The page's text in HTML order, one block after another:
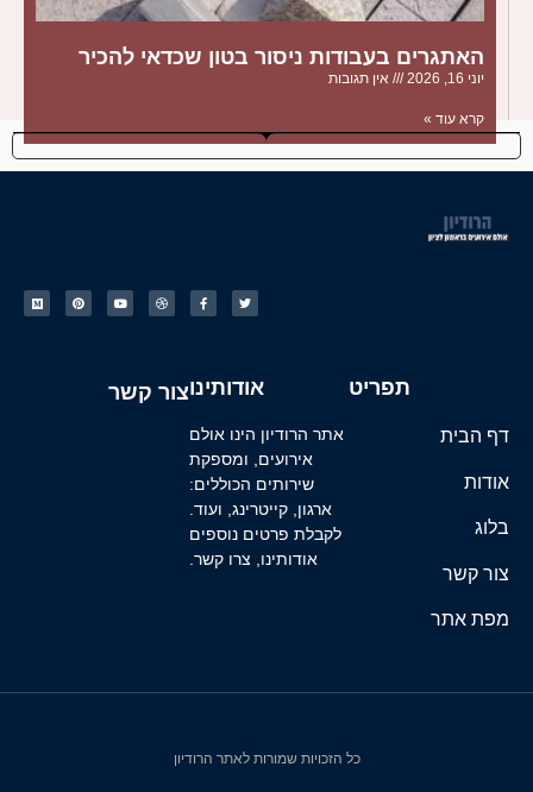
האתגרים בעבודות ניסור בטון שכדאי להכיר
יוני 16, 2026 אין תגובות
קרא עוד »
תפריט
דף הבית
אודות
בלוג
צור קשר
מפת אתר
אודותינו
אתר הרודיון הינו אולם
אירועים, ומספקת
שירותים הכוללים:
ארגון, קייטרינג, ועוד.
לקבלת פרטים נוספים
אודותינו, צרו קשר.
צור קשר
כל הזכויות שמורות לאתר הרודיון